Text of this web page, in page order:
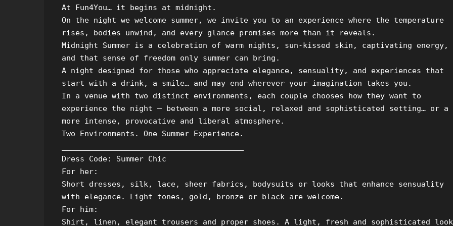
At Fun4You… it begins at midnight.
On the night we welcome summer, we invite you to an experience where the temperature
rises, bodies unwind, and every glance promises more than it reveals.
Midnight Summer is a celebration of warm nights, sun-kissed skin, captivating energy,
and that sense of freedom only summer can bring.
A night designed for those who appreciate elegance, sensuality, and experiences that
start with a drink, a smile… and may end wherever your imagination takes you.
In a venue with two distinct environments, each couple chooses how they want to
experience the night — between a more social, relaxed and sophisticated setting… or a
more intense, provocative and liberal atmosphere.
Two Environments. One Summer Experience.
Dress Code: Summer Chic
For her:
Short dresses, silk, lace, sheer fabrics, bodysuits or looks that enhance sensuality
with elegance. Light tones, gold, bronze or black are welcome.
For him:
Shirt, linen, elegant trousers and proper shoes. A light, fresh and sophisticated